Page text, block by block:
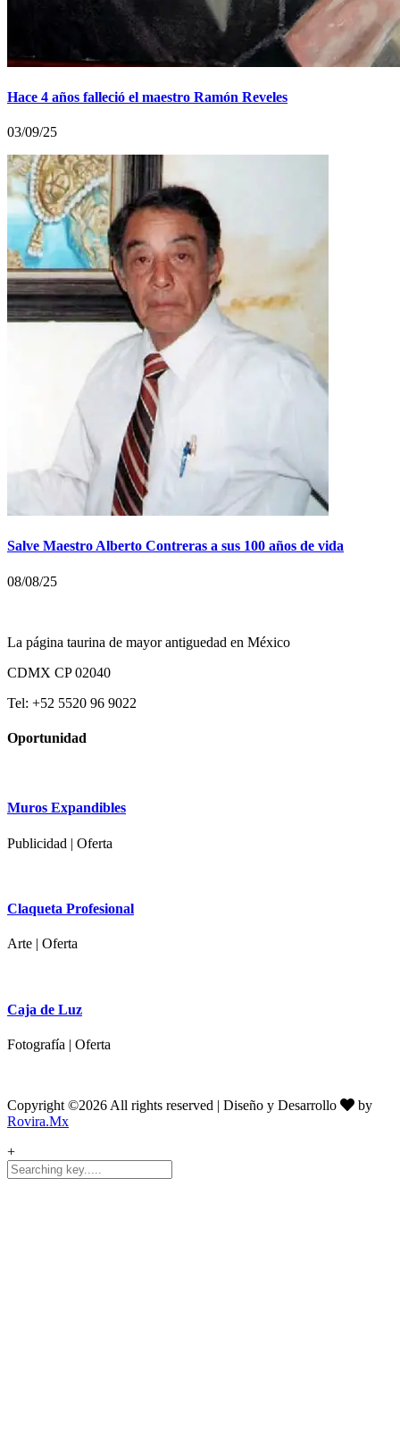
Hace 4 años falleció el maestro Ramón Reveles
03/09/25
Salve Maestro Alberto Contreras a sus 100 años de vida
08/08/25
La página taurina de mayor antiguedad en México
CDMX CP 02040
Tel: +52 5520 96 9022
Oportunidad
Muros Expandibles
Publicidad | Oferta
Claqueta Profesional
Arte | Oferta
Caja de Luz
Fotografía | Oferta
Copyright ©2026 All rights reserved | Diseño y Desarrollo
by
Rovira.Mx
+